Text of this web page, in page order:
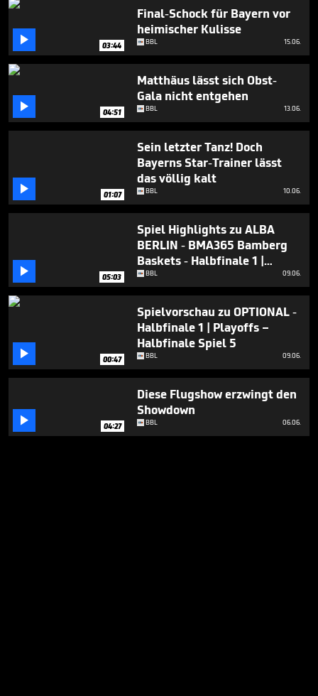
 03:44
Final-Schock für Bayern vor
heimischer Kulisse
BBL 15.06.
 04:51
Matthäus lässt sich Obst-
Gala nicht entgehen
BBL 13.06.
 01:07
Sein letzter Tanz! Doch
Bayerns Star-Trainer lässt
das völlig kalt
BBL 10.06.
 05:03
Spiel Highlights zu ALBA
BERLIN - BMA365 Bamberg
Baskets - Halbfinale 1 |
Playoffs – Halbfinale Spiel 5
BBL 09.06.
 00:47
Spielvorschau zu OPTIONAL -
Halbfinale 1 | Playoffs –
Halbfinale Spiel 5
BBL 09.06.
 04:27
Diese Flugshow erzwingt den
Showdown
BBL 06.06.